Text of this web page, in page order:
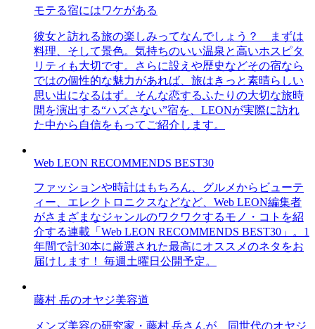
モテる宿にはワケがある
彼女と訪れる旅の楽しみってなんでしょう？ まずは
料理、そして景色。気持ちのいい温泉と高いホスピタ
リティも大切です。さらに設えや歴史などその宿なら
ではの個性的な魅力があれば、旅はきっと素晴らしい
思い出になるはず。そんな恋するふたりの大切な旅時
間を演出する“ハズさない”宿を、LEONが実際に訪れ
た中から自信をもってご紹介します。
Web LEON RECOMMENDS BEST30
ファッションや時計はもちろん、グルメからビューテ
ィー、エレクトロニクスなどなど、Web LEON編集者
がさまざまなジャンルのワクワクするモノ・コトを紹
介する連載「Web LEON RECOMMENDS BEST30」。1
年間で計30本に厳選された最高にオススメのネタをお
届けします！ 毎週土曜日公開予定。
藤村 岳のオヤジ美容道
メンズ美容の研究家・藤村 岳さんが、同世代のオヤジ